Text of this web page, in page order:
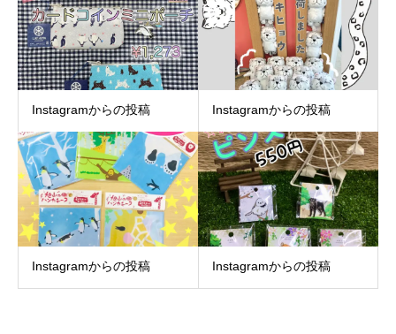
Instagramからの投稿 Instagramからの投稿
Instagramからの投稿 Instagramからの投稿